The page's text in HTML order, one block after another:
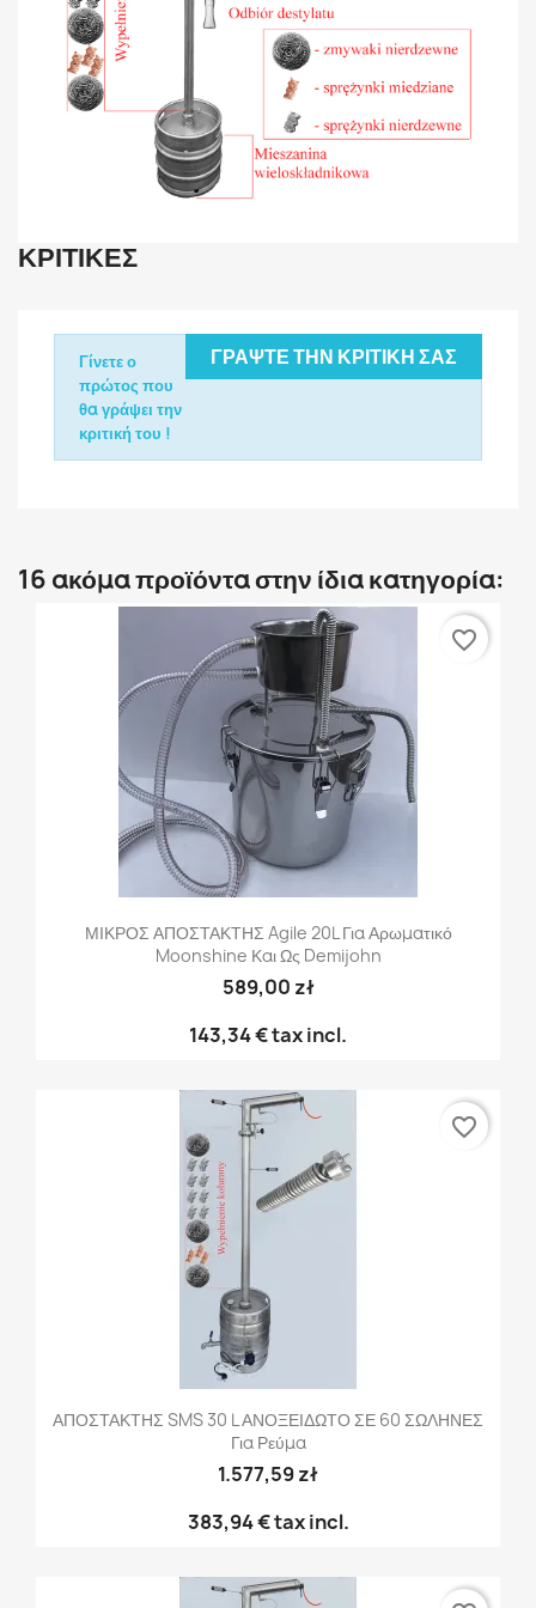
ΚΡΙΤΙΚΈΣ
ΓΡΆΨΤΕ ΤΗΝ ΚΡΙΤΙΚΉ ΣΑΣ
Γίνετε ο
πρώτος που
θα γράψει την
κριτική του !
16 ακόμα προϊόντα στην ίδια κατηγορία:
ΜΙΚΡΟΣ ΑΠΟΣΤΑΚΤΗΣ Agile 20L Για Αρωματικό
Moonshine Και Ως Demijohn
589,00 zł
143,34 €tax incl.
favorite_border
ΑΠΟΣΤΑΚΤΗΣ SMS 30 L ΑΝΟΞΕΙΔΩΤΟ ΣΕ 60 ΣΩΛΗΝΕΣ
Για Ρεύμα
1.577,59 zł
383,94 €tax incl.
favorite_border